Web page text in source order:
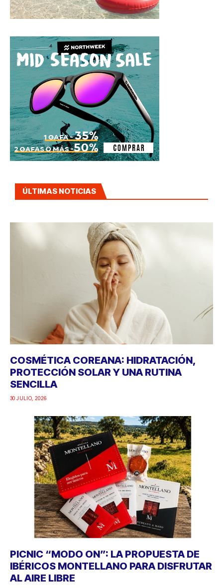
ÚLTIMAS NOTICIAS
COSMÉTICA COREANA: HIDRATACIÓN,
PROTECCIÓN SOLAR Y UNA RUTINA
SENCILLA
30 JULIO, 2026
PICNIC “MODO ON”: LA PROPUESTA DE
IBÉRICOS MONTELLANO PARA DISFRUTAR
AL AIRE LIBRE